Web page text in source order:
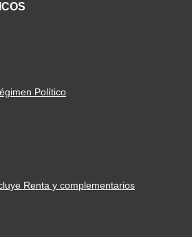
Político
Renta y complementarios